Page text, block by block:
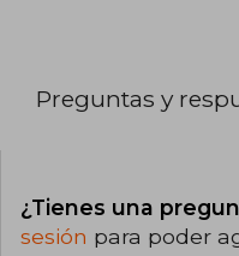
Preguntas y
¿Tienes una
sesión para poder